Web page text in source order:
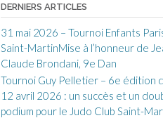
DERNIERS ARTICLES
31 mai 2026 – Tournoi Enfants
Saint-MartinMise à l’honneur de
Claude Brondani, 9e Dan
Tournoi Guy Pelletier – 6e édition
12 avril 2026 : un succès et un
podium pour le Judo Club Saint-